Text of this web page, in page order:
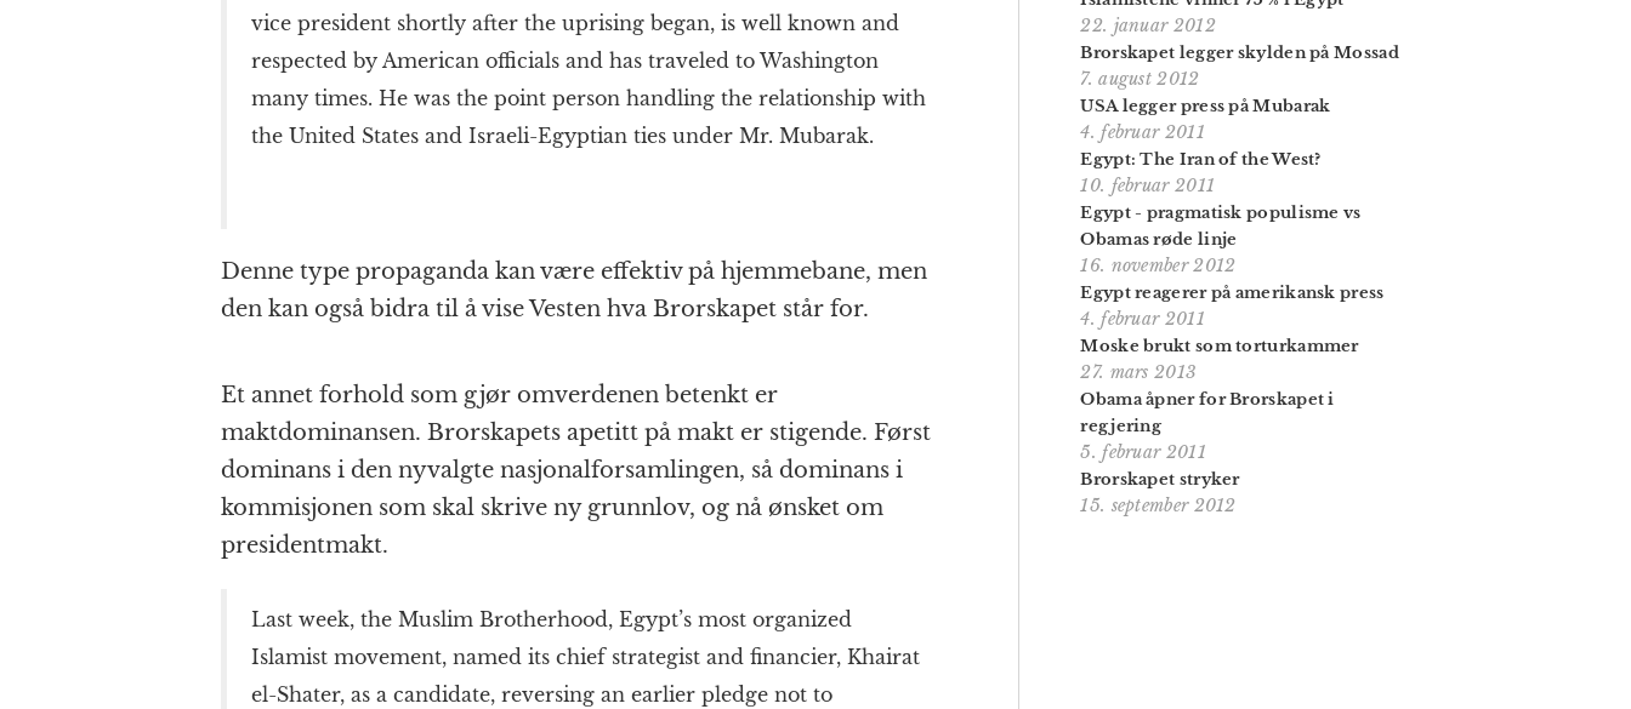
vice president shortly after the uprising began, is well known and
respected by American officials and has traveled to Washington
many times. He was the point person handling the relationship with
the United States and Israeli-Egyptian ties under Mr. Mubarak.
Denne type propaganda kan være effektiv på hjemmebane, men
den kan også bidra til å vise Vesten hva Brorskapet står for.
Et annet forhold som gjør omverdenen betenkt er
maktdominansen. Brorskapets apetitt på makt er stigende. Først
dominans i den nyvalgte nasjonalforsamlingen, så dominans i
kommisjonen som skal skrive ny grunnlov, og nå ønsket om
presidentmakt.
Last week, the Muslim Brotherhood, Egypt’s most organized
Islamist movement, named its chief strategist and financier, Khairat
el-Shater, as a candidate, reversing an earlier pledge not to
22. januar 2012
Brorskapet legger skylden på Mossad
7. august 2012
USA legger press på Mubarak
4. februar 2011
Egypt: The Iran of the West?
10. februar 2011
Egypt - pragmatisk populisme vs
Obamas røde linje
16. november 2012
Egypt reagerer på amerikansk press
4. februar 2011
Moske brukt som torturkammer
27. mars 2013
Obama åpner for Brorskapet i
regjering
5. februar 2011
Brorskapet stryker
15. september 2012